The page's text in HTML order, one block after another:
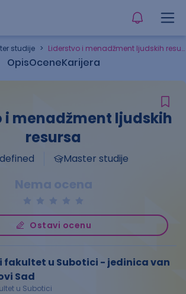
studije > Liderstvo i menadžment ljudskih resursa
OpisOceneKarijera
i menadžment ljudskih
resursa
Master studije
Nema ocena
Ostavi ocenu
fakultet u Subotici - jedinica van
Sad
u Subotici